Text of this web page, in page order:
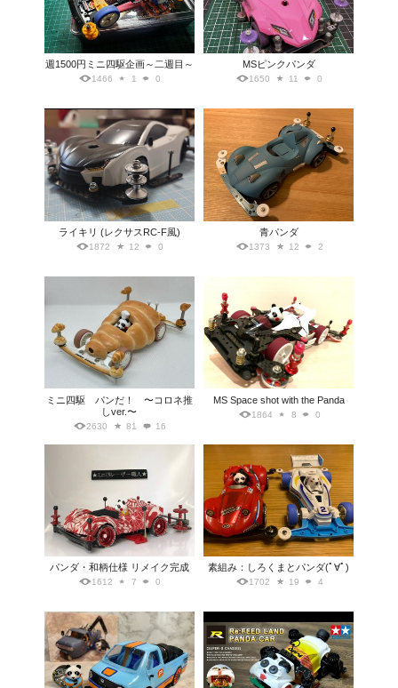
週1500円ミニ四駆企画～二週目～
1466 1 0
MSピンクパンダ
1650 11 0
ライキリ (レクサスRC-F風)
1872 12 0
青パンダ
1373 12 2
ミニ四駆 パンだ！ 〜コロネ推
しver.〜
2630 81 16
MS Space shot with the Panda
1864 8 0
パンダ・和柄仕様 リメイク完成
1612 7 0
素組み：しろくまとパンダ(ﾟ∀ﾟ)
1702 19 4